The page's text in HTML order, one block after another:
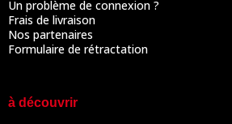
Un problème de connexion ?
Frais de livraison
Nos partenaires
Formulaire de rétractation
à découvrir